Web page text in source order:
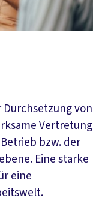
von
Vertretung
bzw. der
Eine starke
eine